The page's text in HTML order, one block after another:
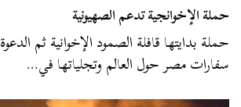
حملة الإخوانجية تدعم الصهيونية
حملة بدايتها قافلة الصمود الإخوانية ثم
سفارات مصر حول العالم وتجلياتها في…